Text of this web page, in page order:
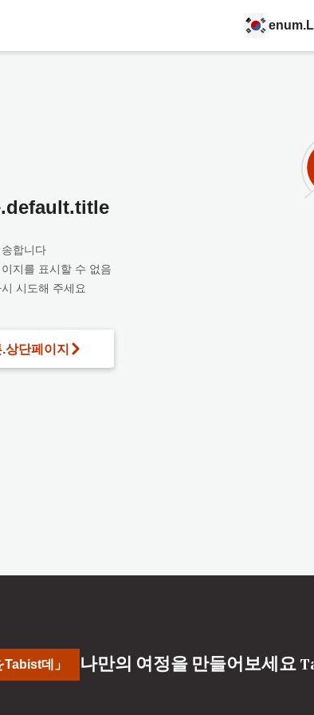
합니다
지를 표시할 수 없음
시도해 주세요
단페이지
Tabist데」 나만의 여정을 만들어보세요